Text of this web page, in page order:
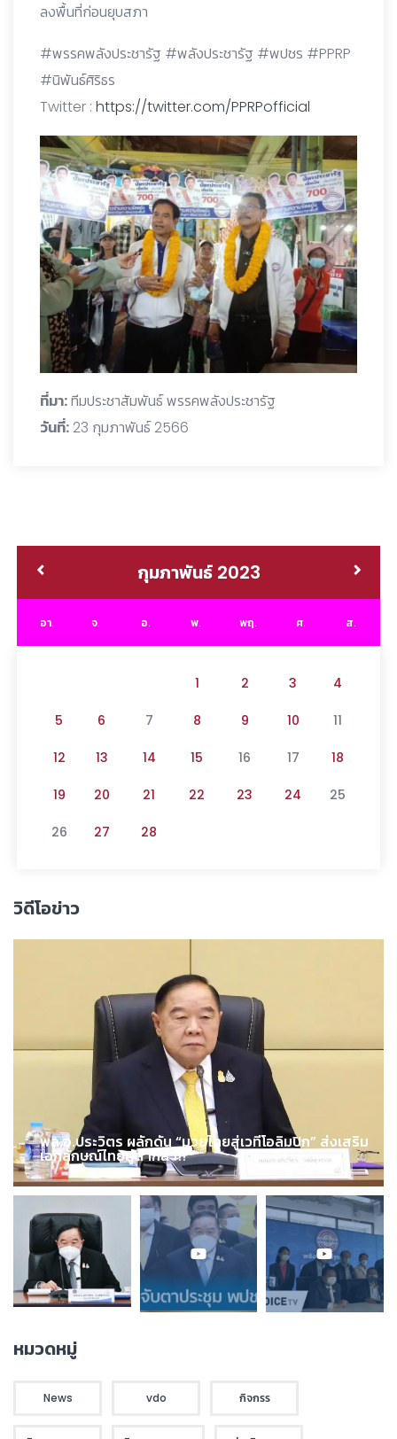
ลงพื้นที่ก่อนยุบสภา
#พรรคพลังประชารัฐ #พลังประชารัฐ #พปชร #PPRP
#นิพันธ์ศิริธร
Twitter : https://twitter.com/PPRPofficial
ที่มา:ทีมประชาสัมพันธ์ พรรคพลังประชารัฐ
วันที่: 23 กุมภาพันธ์ 2566
กุมภาพันธ์ 2023
อา. จ. อ. พ. พฤ. ศ. ส.
1 2 3 4
5 6 7 8 9 10 11
12 13 14 15 16 17 18
19 20 21 22 23 24 25
26 27 28
วิดีโอข่าว
พล.อ.ประวิตร ผลักดัน “มวยไทยสู่เวทีโอลิมปิก” ส่งเสริม
เอกลักษณ์ไทยสู่สากล !!!
หมวดหมู่
News vdo กิจกรร